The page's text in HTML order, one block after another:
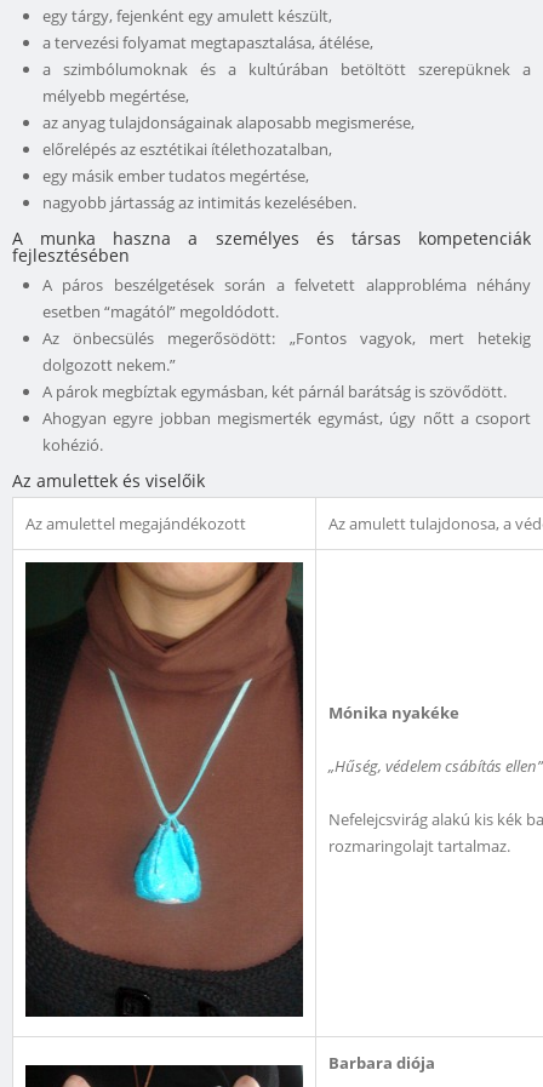
egy tárgy, fejenként egy amulett készült,
a tervezési folyamat megtapasztalása, átélése,
a szimbólumoknak és a kultúrában betöltött szerepüknek a
mélyebb megértése,
az anyag tulajdonságainak alaposabb megismerése,
előrelépés az esztétikai ítélethozatalban,
egy másik ember tudatos megértése,
nagyobb jártasság az intimitás kezelésében.
A munka haszna a személyes és társas kompetenciák
fejlesztésében
A páros beszélgetések során a felvetett alapprobléma néhány
esetben “magától” megoldódott.
Az önbecsülés megerősödött: „Fontos vagyok, mert hetekig
dolgozott nekem.”
A párok megbíztak egymásban, két párnál barátság is szövődött.
Ahogyan egyre jobban megismerték egymást, úgy nőtt a csoport
kohézió.
Az amulettek és viselőik
Az amulettel megajándékozott Az amulett tulajdonosa, a
Mónika nyakéke
„Hűség, védelem csábítás ellen”
Nefelejcsvirág alakú kis kék
rozmaringolajt tartalmaz.
Barbara diója